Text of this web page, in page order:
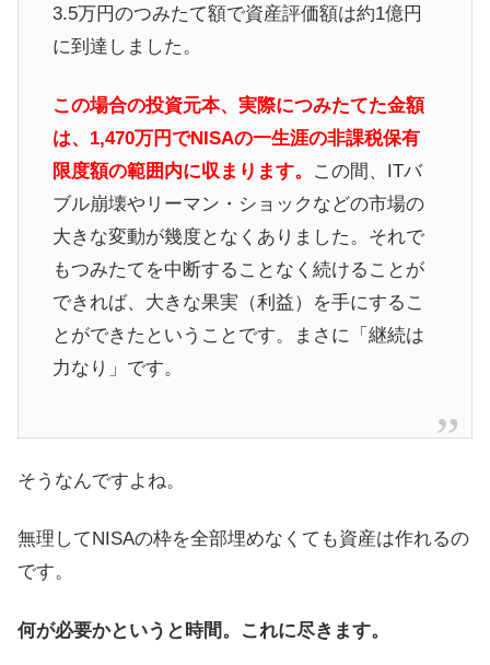
3.5万円のつみたて額で資産評価額は約1億円
に到達しました。
この場合の投資元本、実際につみたてた金額
は、1,470万円でNISAの一生涯の非課税保有
限度額の範囲内に収まります。
この間、ITバ
ブル崩壊やリーマン・ショックなどの市場の
大きな変動が幾度となくありました。それで
もつみたてを中断することなく続けることが
できれば、大きな果実（利益）を手にするこ
とができたということです。まさに「継続は
力なり」です。
そうなんですよね。
無理してNISAの枠を全部埋めなくても資産は作れるの
です。
何が必要かというと時間。これに尽きます。